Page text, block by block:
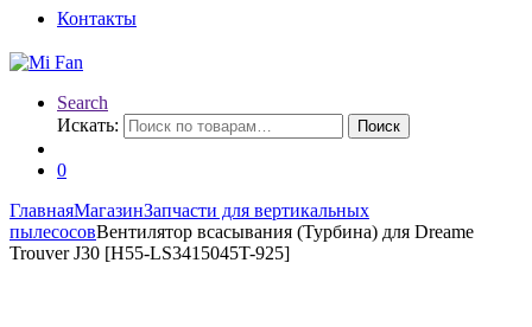
Контакты
Search
Искать:
Поиск
0
ГлавнаяМагазинЗапчасти для вертикальных
пылесосовВентилятор всасывания (Турбина) для Dreame
Trouver J30 [H55-LS3415045T-925]